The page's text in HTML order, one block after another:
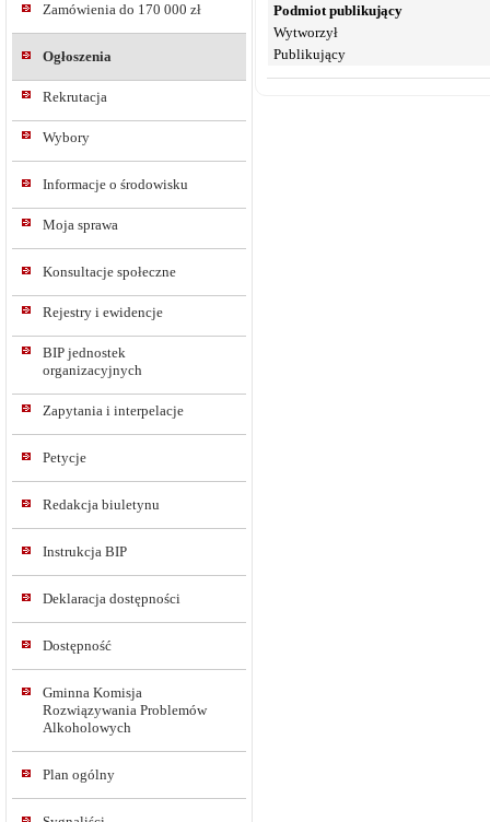
Zamówienia do 170 000 zł
Ogłoszenia
Rekrutacja
Wybory
Informacje o środowisku
Moja sprawa
Konsultacje społeczne
Rejestry i ewidencje
BIP jednostek
organizacyjnych
Zapytania i interpelacje
Petycje
Redakcja biuletynu
Instrukcja BIP
Deklaracja dostępności
Dostępność
Gminna Komisja
Rozwiązywania Problemów
Alkoholowych
Plan ogólny
Podmiot publikujący
Wytworzył
Publikujący